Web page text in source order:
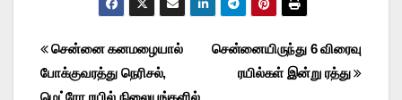
Post
navigation
சென்னையிருந்து 6 விரைவு
ரயில்கள் இன்று ரத்து
சென்னை கனமழையால்
போக்குவரத்து நெரிசல்,